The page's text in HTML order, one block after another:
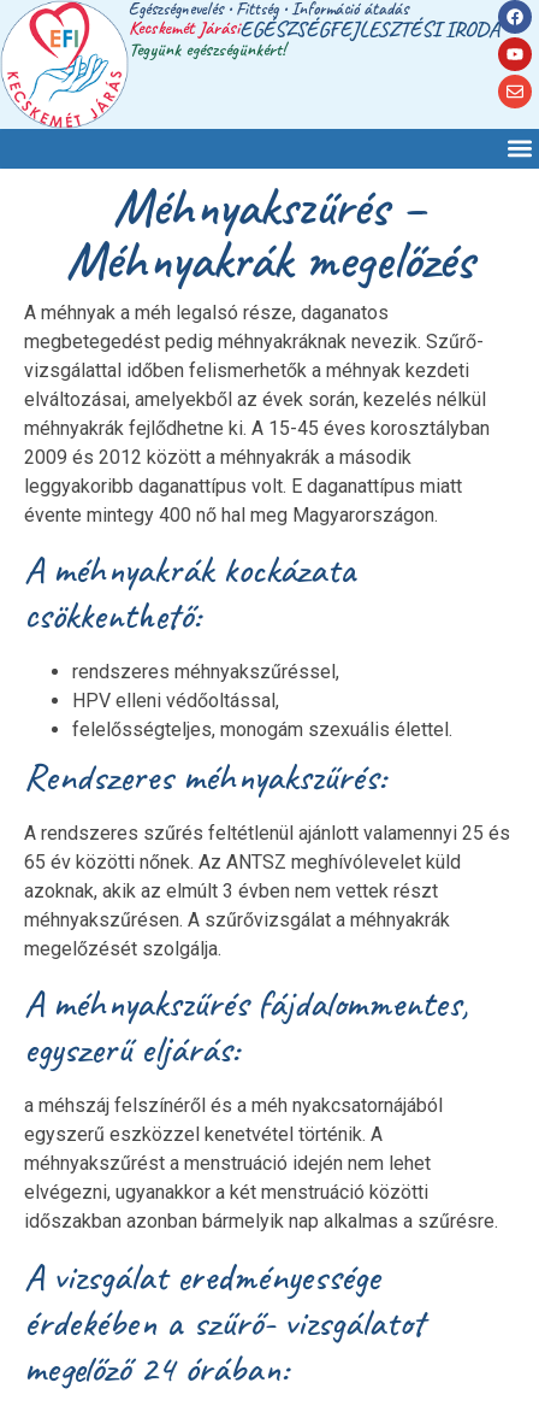
Egészségnevelés • Fittség • Információ átadás
Kecskemét JárásiEGÉSZSÉGFEJLESZTÉSI IRODA
Tegyünk egészségünkért!
Méhnyakszűrés –
Méhnyakrák megelőzés
A méhnyak a méh legalsó része, daganatos
megbetegedést pedig méhnyakráknak nevezik. Szűrő-
vizsgálattal időben felismerhetők a méhnyak kezdeti
elváltozásai, amelyekből az évek során, kezelés nélkül
méhnyakrák fejlődhetne ki. A 15-45 éves korosztályban
2009 és 2012 között a méhnyakrák a második
leggyakoribb daganattípus volt. E daganattípus miatt
évente mintegy 400 nő hal meg Magyarországon.
A méhnyakrák kockázata
csökkenthető:
rendszeres méhnyakszűréssel,
HPV elleni védőoltással,
felelősségteljes, monogám szexuális élettel.
Rendszeres méhnyakszűrés:
A rendszeres szűrés feltétlenül ajánlott valamennyi 25 és
65 év közötti nőnek. Az ANTSZ meghívólevelet küld
azoknak, akik az elmúlt 3 évben nem vettek részt
méhnyakszűrésen. A szűrővizsgálat a méhnyakrák
megelőzését szolgálja.
A méhnyakszűrés fájdalommentes,
egyszerű eljárás:
a méhszáj felszínéről és a méh nyakcsatornájából
egyszerű eszközzel kenetvétel történik. A
méhnyakszűrést a menstruáció idején nem lehet
elvégezni, ugyanakkor a két menstruáció közötti
időszakban azonban bármelyik nap alkalmas a szűrésre.
A vizsgálat eredményessége
érdekében a szűrő- vizsgálatot
megelőző 24 órában: